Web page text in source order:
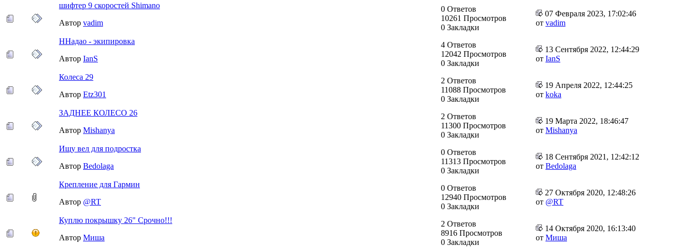
шифтер 9 скоростей Shimano
Автор vadim
0 Ответов
10261 Просмотров
0 Закладки
07 Февраля 2023, 17:02:46
от vadim
ННадао - экипировка
Автор IanS
4 Ответов
12042 Просмотров
0 Закладки
13 Сентября 2022, 12:44:29
от IanS
Колеса 29
Автор Etz301
2 Ответов
11088 Просмотров
0 Закладки
19 Апреля 2022, 12:44:25
от koka
ЗАДНЕЕ КОЛЕСО 26
Автор Mishanya
2 Ответов
11300 Просмотров
0 Закладки
19 Марта 2022, 18:46:47
от Mishanya
Ищу вел для подростка
Автор Bedolaga
0 Ответов
11313 Просмотров
0 Закладки
18 Сентября 2021, 12:42:12
от Bedolaga
Крепление для Гармин
Автор @RT
0 Ответов
12940 Просмотров
0 Закладки
27 Октября 2020, 12:48:26
от @RT
Куплю покрышку 26" Срочно!!!
Автор Миша
2 Ответов
8916 Просмотров
0 Закладки
14 Октября 2020, 16:13:40
от Миша